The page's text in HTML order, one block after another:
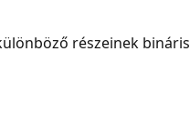
részeinek bináris